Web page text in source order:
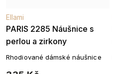
PARIS 2285 Náušnice s
perlou a zirkony
Ellami
Rhodiované dámské náušnice